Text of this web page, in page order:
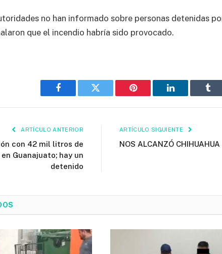
no han informado sobre personas detenidas
que el incendio habría sido provocado.
Facebook Twitter Pinterest LinkedIn
ARTÍCULO ANTERIOR
con 42 mil litros de
Guanajuato; hay un
detenido
ARTÍCULO SIGUIENTE
NOS ALCANZÓ CHIHUAHUA